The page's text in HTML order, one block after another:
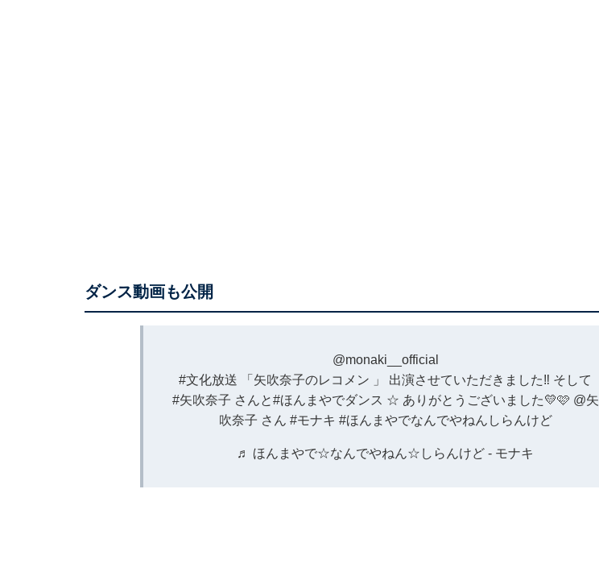
ダンス動画も公開
@monaki__official
#文化放送 「矢吹奈子のレコメン 」 出演させていただきました‼︎ そして
#矢吹奈子 さんと#ほんまやでダンス ☆ ありがとうございました💛🩷 @矢
吹奈子 さん #モナキ #ほんまやでなんでやねんしらんけど
♬ ほんまやで☆なんでやねん☆しらんけど - モナキ